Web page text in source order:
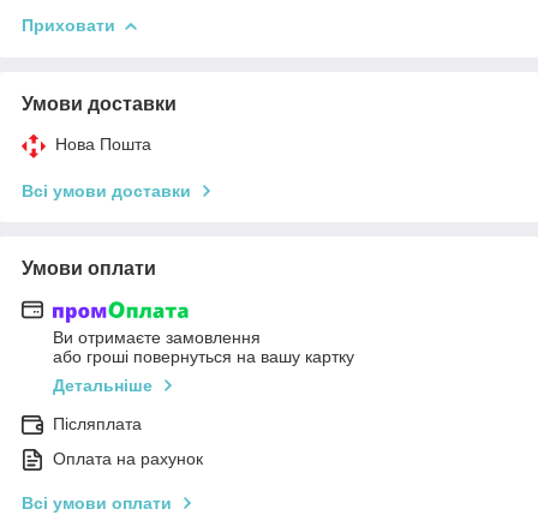
Приховати
Умови доставки
Нова Пошта
Всі умови доставки
Умови оплати
Ви отримаєте замовлення
або гроші повернуться на вашу картку
Детальніше
Післяплата
Оплата на рахунок
Всі умови оплати